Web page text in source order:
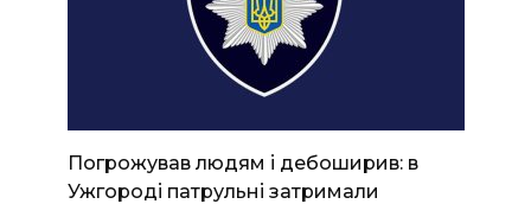
Погрожував людям і дебоширив: в
Ужгороді патрульні затримали